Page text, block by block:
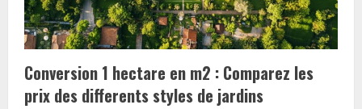
Conversion 1 hectare en m2 : Comparez les
prix des differents styles de jardins